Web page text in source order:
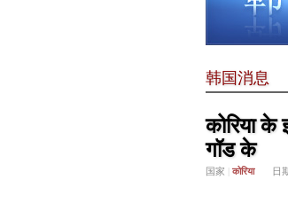
韩国消息
कोरिया
गॉड के
国家 कोरिया 日